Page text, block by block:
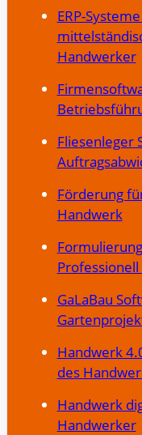
ERP-
Handwerker
Fliesenleger
Förderung
Handwerk
GaLaBau
Handwerk
des
Handwerk
Handwerker